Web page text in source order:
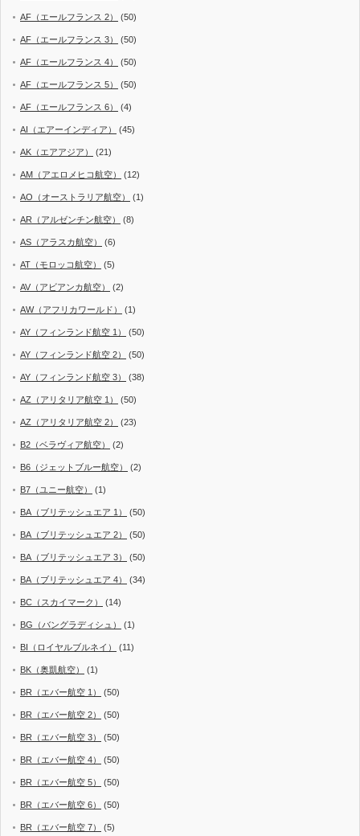
AF（エールフランス 2） (50)
AF（エールフランス 3） (50)
AF（エールフランス 4） (50)
AF（エールフランス 5） (50)
AF（エールフランス 6） (4)
AI（エアーインディア） (45)
AK（エアアジア） (21)
AM（アエロメヒコ航空） (12)
AO（オーストラリア航空） (1)
AR（アルゼンチン航空） (8)
AS（アラスカ航空） (6)
AT（モロッコ航空） (5)
AV（アビアンカ航空） (2)
AW（アフリカワールド） (1)
AY（フィンランド航空 1） (50)
AY（フィンランド航空 2） (50)
AY（フィンランド航空 3） (38)
AZ（アリタリア航空 1） (50)
AZ（アリタリア航空 2） (23)
B2（ベラヴィア航空） (2)
B6（ジェットブルー航空） (2)
B7（ユニー航空） (1)
BA（ブリテッシュエア 1） (50)
BA（ブリテッシュエア 2） (50)
BA（ブリテッシュエア 3） (50)
BA（ブリテッシュエア 4） (34)
BC（スカイマーク） (14)
BG（バングラディシュ） (1)
BI（ロイヤルブルネイ） (11)
BK（奥凱航空） (1)
BR（エバー航空 1） (50)
BR（エバー航空 2） (50)
BR（エバー航空 3） (50)
BR（エバー航空 4） (50)
BR（エバー航空 5） (50)
BR（エバー航空 6） (50)
BR（エバー航空 7） (5)